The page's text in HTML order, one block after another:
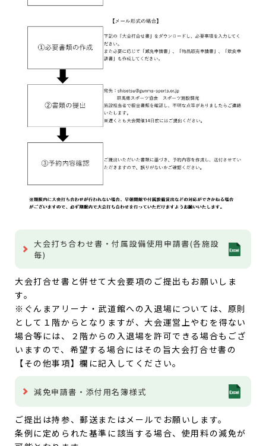
大会打ち合わせ書・付属設備使用申請書(各施設
毎)
大会打合せ書と併せて大会要項のご提出もお願いしま
す。
※ぐんまアリーナ・武道館への入退場については、原則
として１階からとなりますが、大会運営上やむを得ない
場合等には、２階からの入退場を許可できる場合もござ
いますので、 希望する場合にはその旨大会打合せ書の
【その他事項】欄に記入してください。
減免申請書・添付用名簿様式
ご提出は持参、郵送またはメールでお願いします。
条例に定められた基準に該当する場合、使用料の減免が